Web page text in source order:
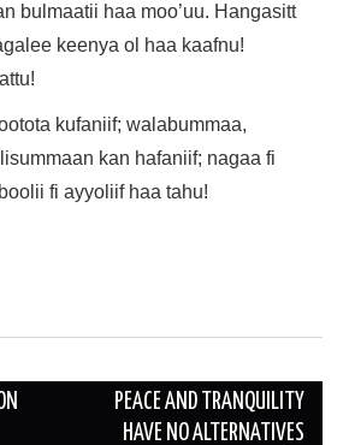
bulmaatii haa moo’uu. Hangasitt
keenya ol haa kaafnu!
kufaniif; walabummaa,
kan hafaniif; nagaa fi
fi ayyoliif haa tahu!
PEACE AND TRANQUILITY
HAVE NO ALTERNATIVES